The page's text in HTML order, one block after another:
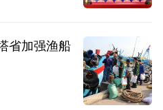
省加强渔船